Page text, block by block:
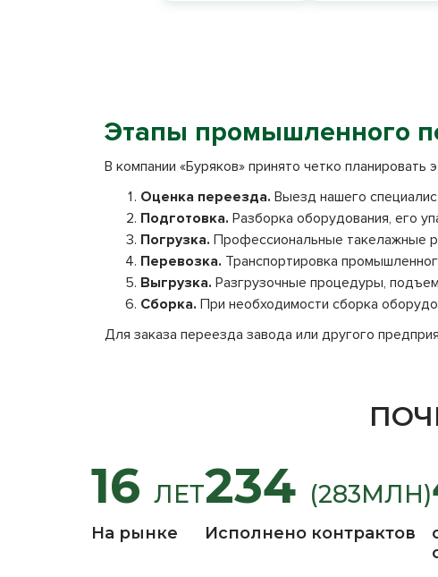
Этапы промышленного
В компании «Буряков» принято четко
Оценка переезда. Выезд нашего
Подготовка. Разборка оборудования, его
Погрузка. Профессиональные такелажные
Перевозка. Транспортировка
Выгрузка. Разгрузочные процедуры,
Сборка. При необходимости сборка
Для заказа переезда завода или другого
16 ЛЕТ
На рынке
234 (283МЛН)
Исполнено контрактов